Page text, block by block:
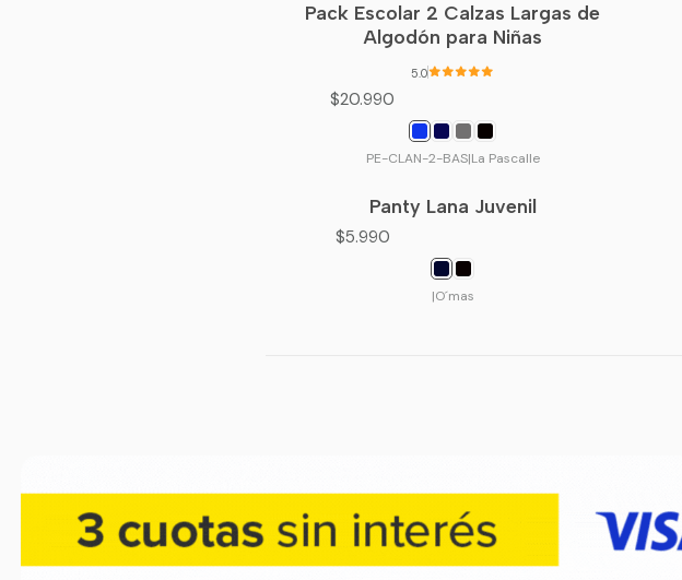
Pack Escolar 2 Calzas Largas de
Algodón para Niñas
5.0
$20.990
PE-CLAN-2-BAS|La Pascalle
Panty Lana Juvenil
$5.990
|O´mas